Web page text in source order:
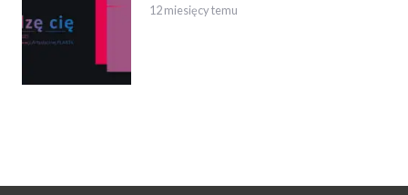
12 miesięcy temu